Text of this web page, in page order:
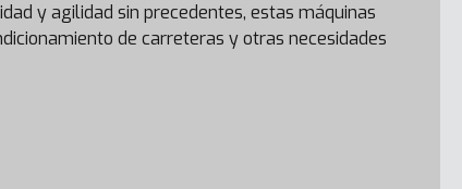
y agilidad sin precedentes, estas máquinas
de carreteras y otras necesidades